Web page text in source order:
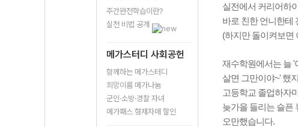
주간완전학습이란?
실천 비법 공개
메가스터디 사회공헌
함께하는 메가스터디
희망이룸 메가나눔
군인·소방·경찰 자녀
메가패스 형제자매 할인
실전에서 커리어하
바로 친한 언니한테
(하지만 돌이켜보면
재수학원에서는 늘 '
살면 그만이야~' 했
고등학교 졸업하자
늦가을 들리는 슬픈
오만했습니다.